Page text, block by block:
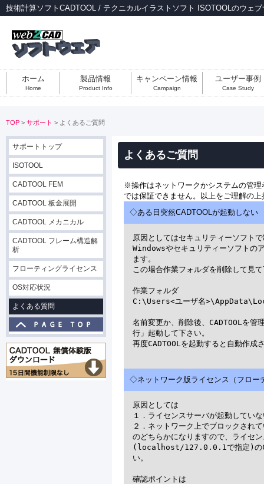
技術計算ソフトCADTOOL / テクニカルイラストソフト ISOTOOLのウェブ
ホーム
Home
製品情報
Product Info
キャンペーン情報
Campaign
ユーザー事例
Case Study
TOP > サポート > よくあるご質問
サポートトップ
ISOTOOL
CADTOOL FEM
CADTOOL 板金展開
CADTOOL メカニカル
CADTOOL フレーム構造解
析
フローティングライセンス
OS対応状況
よくある質問
よくあるご質問
※操作はネットワークかシステムの管
では保証できません。以上をご理解の
◇ある日突然CADTOOLが起動しない
原因としてはセキュリティーソフト
Windowsやセキュリティーソフトの
ます。
この場合作業フォルダを削除して見
作業フォルダ
C:\Users<ユーザ名
名前変更か、削除後、CADTOOLを
行」起動して下さい。
再度CADTOOLを起動すると自動作
◇ネットワーク版ライセンス（フロー
原因としては
１．ライセンスサーバが起動してい
２．ネットワーク上でブロックされ
のどちらかになりますので、ライセ
(localhost/127.0.0.1で指定)の
い。
確認ポイントは